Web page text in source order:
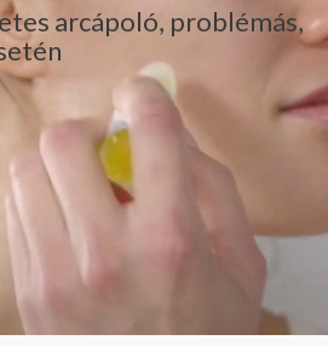
arcápoló, problémás,